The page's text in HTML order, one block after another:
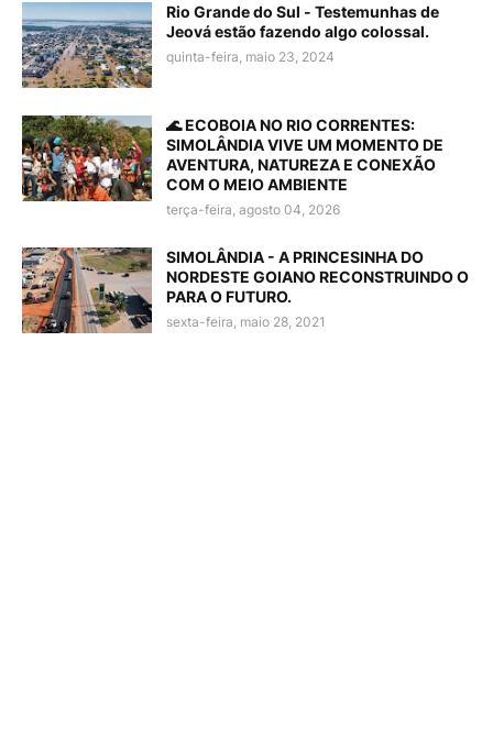
Rio Grande do Sul - Testemunhas de
Jeová estão fazendo algo colossal.
quinta-feira, maio 23, 2024
🌊 ECOBOIA NO RIO CORRENTES:
SIMOLÂNDIA VIVE UM MOMENTO DE
AVENTURA, NATUREZA E CONEXÃO
COM O MEIO AMBIENTE
terça-feira, agosto 04, 2026
SIMOLÂNDIA - A PRINCESINHA DO
NORDESTE GOIANO RECONSTRUINDO O
PARA O FUTURO.
sexta-feira, maio 28, 2021